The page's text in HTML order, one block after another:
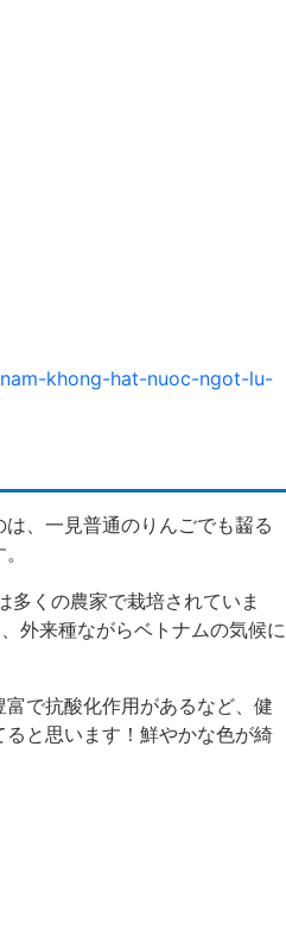
khong-hat-nuoc-ngot-lu-
、一見普通のりんごでも齧る
くの農家で栽培されていま
外来種ながらベトナムの気候に
で抗酸化作用があるなど、健
と思います！鮮やかな色が綺